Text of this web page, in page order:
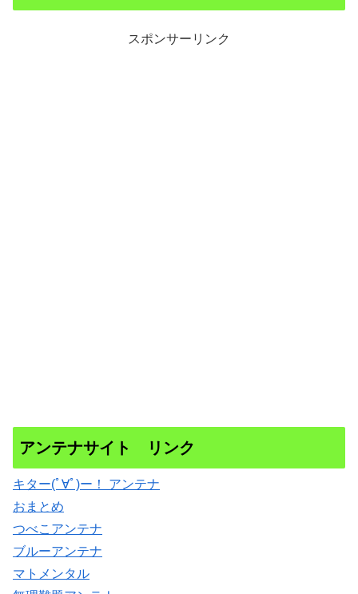
スポンサーリンク
アンテナサイト リンク
キター(ﾟ∀ﾟ)ー！ アンテナ
おまとめ
つべこアンテナ
ブルーアンテナ
マトメンタル